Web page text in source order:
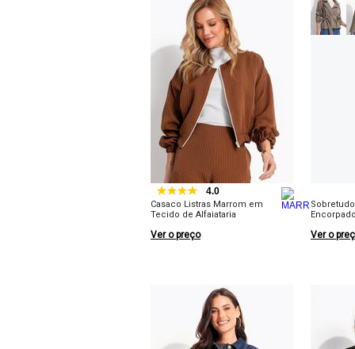
4.0
Casaco Listras Marrom em
Tecido de Alfaiataria
Ver o preço Ver o